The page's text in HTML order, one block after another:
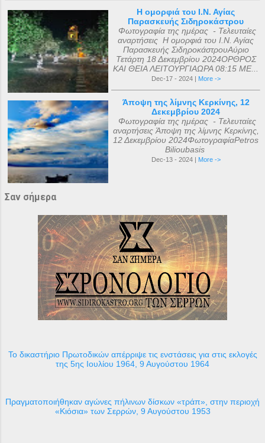
Η ομορφιά του Ι.Ν. Αγίας
Παρασκευής Σιδηροκάστρου
Φωτογραφία της ημέρας - Τελευταίες
αναρτήσεις Η ομορφιά του Ι.Ν. Αγίας
Παρασκευής ΣιδηροκάστρουΑύριο
Τετάρτη 18 Δεκεμβρίου 2024ΟΡΘΡΟΣ
ΚΑΙ ΘΕΙΑ ΛΕΙΤΟΥΡΓΙΑΩΡΑ 08:15 ΜΕ...
Dec-17 - 2024 | More ->
Άποψη της λίμνης Κερκίνης, 12
Δεκεμβρίου 2024
Φωτογραφία της ημέρας - Τελευταίες
αναρτήσεις Άποψη της λίμνης Κερκίνης,
12 Δεκεμβρίου 2024ΦωτογραφίαPetros
Bilioubasis
Dec-13 - 2024 | More ->
Σαν σήμερα
Το δικαστήριο Πρωτοδικών απέρριψε τις ενστάσεις για στις εκλογές
της 5ης Ιουλίου 1964, 9 Αυγούστου 1964
Πραγματοποιήθηκαν αγώνες πήλινων δίσκων «τράπ», στην περιοχή
«Κιόσια» των Σερρών, 9 Αυγούστου 1953